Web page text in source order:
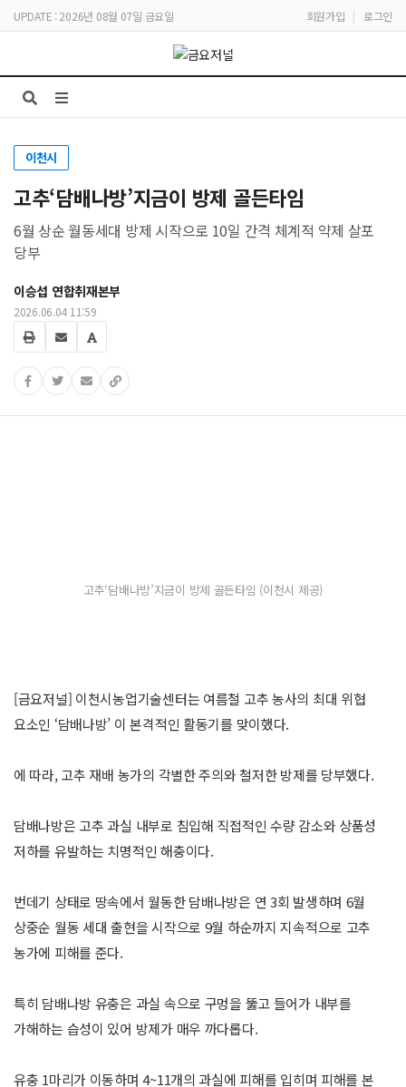
UPDATE : 2026년 08월 07일 금요일 회원가입 | 로그인
이천시
고추‘담배나방’지금이 방제 골든타임
6월 상순 월동세대 방제 시작으로 10일 간격 체계적 약제 살포
당부
이승섭 연합취재본부
2026.06.04 11:59
고추‘담배나방’지금이 방제 골든타임 (이천시 제공)
[금요저널] 이천시농업기술센터는 여름철 고추 농사의 최대 위협
요소인 ‘담배나방’ 이 본격적인 활동기를 맞이했다.
에 따라, 고추 재배 농가의 각별한 주의와 철저한 방제를 당부했다.
담배나방은 고추 과실 내부로 침입해 직접적인 수량 감소와 상품성
저하를 유발하는 치명적인 해충이다.
번데기 상태로 땅속에서 월동한 담배나방은 연 3회 발생하며 6월
상중순 월동 세대 출현을 시작으로 9월 하순까지 지속적으로 고추
농가에 피해를 준다.
특히 담배나방 유충은 과실 속으로 구멍을 뚫고 들어가 내부를
가해하는 습성이 있어 방제가 매우 까다롭다.
유충 1마리가 이동하며 4~11개의 과실에 피해를 입히며 피해를 본